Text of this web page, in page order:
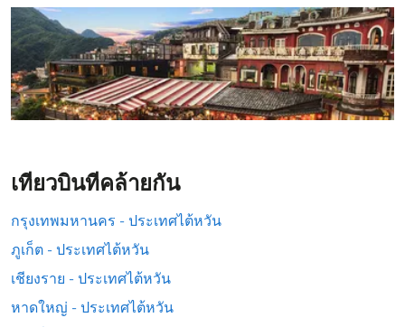
เที่ยวบินที่คล้ายกัน
กรุงเทพมหานคร - ประเทศไต้หวัน
ภูเก็ต - ประเทศไต้หวัน
เชียงราย - ประเทศไต้หวัน
หาดใหญ่ - ประเทศไต้หวัน